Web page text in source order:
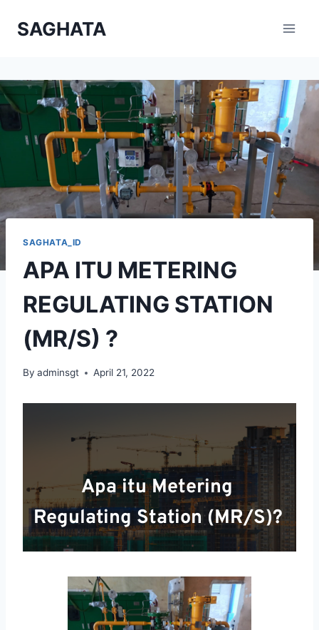
SAGHATA
SAGHATA_ID
APA ITU METERING
REGULATING STATION
(MR/S) ?
By adminsgt April 21, 2022
Apa itu Metering
Regulating Station (MR/S)?